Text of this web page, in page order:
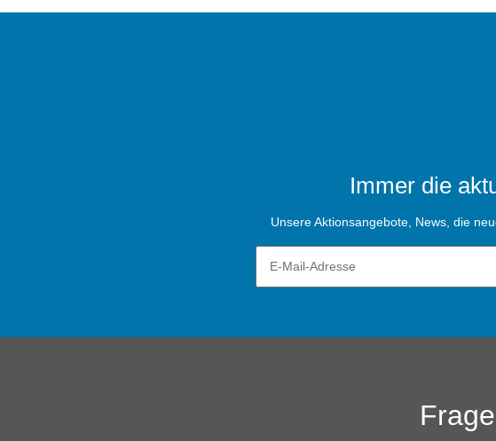
Immer die
Unsere Aktionsangebote, News, die